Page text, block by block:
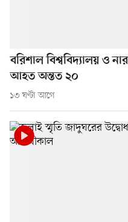
বরিশাল বিশ্ববিদ্যালয় ও
আহত অন্তত ২০
১৩ ঘণ্টা আগে